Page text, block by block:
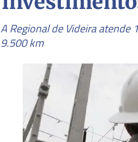
A Regional de Videira atende
9.500 km